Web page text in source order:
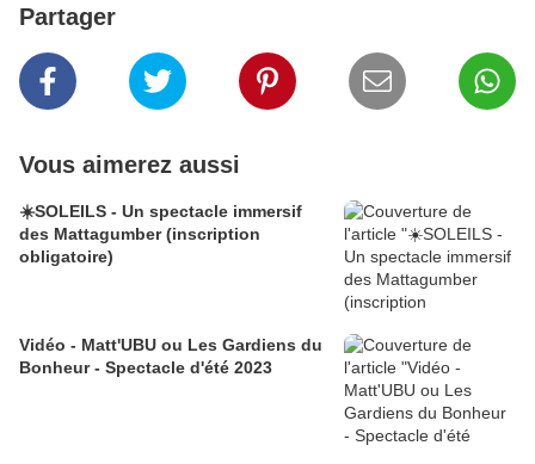
Partager
Vous aimerez aussi
☀️SOLEILS - Un spectacle immersif
des Mattagumber (inscription
obligatoire)
Vidéo - Matt'UBU ou Les Gardiens du
Bonheur - Spectacle d'été 2023